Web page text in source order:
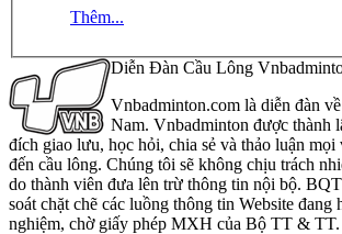
Thêm...
Diễn Đàn Cầu Lông
Vnbadminton.com là diễn đàn
Nam. Vnbadminton được thành
đích giao lưu, học hỏi, chia sẻ và thảo luận mọi
đến cầu lông. Chúng tôi sẽ không chịu trách
do thành viên đưa lên trừ thông tin nội bộ.
soát chặt chẽ các luồng thông tin Website đang
nghiệm, chờ giấy phép MXH của Bộ TT & TT.